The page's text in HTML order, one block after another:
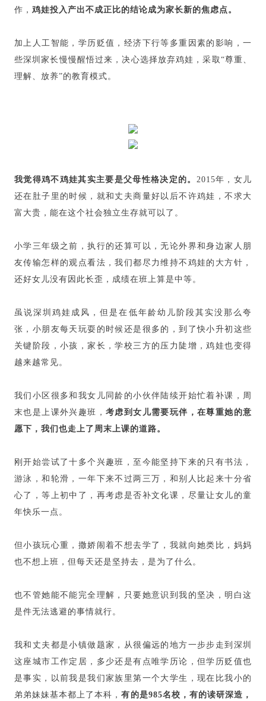
作， 鸡娃投入产出不成正比的结论成为家长新的焦虑点。
加上人工智能，学历贬值，经济下行等多重因素的影响，一
些深圳家长慢慢醒悟过来，决心选择放弃鸡娃，采取“尊重、
理解、放养”的教育模式。
我觉得鸡不鸡娃其实主要是父母性格决定的。 2015年，女儿
还在肚子里的时候，就和丈夫商量好以后不许鸡娃，不求大
富大贵，能在这个社会独立生存就可以了。
小学三年级之前，执行的还算可以，无论外界和身边家人朋
友传输怎样的观点看法，我们都尽力维持不鸡娃的大方针，
还好女儿没有因此长歪，成绩在班上算是中等。
虽说深圳鸡娃成风，但是在低年龄幼儿阶段其实没那么夸
张，小朋友每天玩耍的时候还是很多的，到了快小升初这些
关键阶段，小孩，家长，学校三方的压力陡增，鸡娃也变得
越来越常见。
我们小区很多和我女儿同龄的小伙伴陆续开始忙着补课，周
末也是上课外兴趣班， 考虑到女儿需要玩伴，在尊重她的意
愿下，我们也走上了周末上课的道路。
刚开始尝试了十多个兴趣班，至今能坚持下来的只有书法，
游泳，和轮滑，一年下来不过两三万，和别人比起来十分省
心了，等上初中了，再考虑是否补文化课，尽量让女儿的童
年快乐一点。
但小孩玩心重，撒娇闹着不想去学了，我就向她类比，妈妈
也不想上班，但每天还是坚持去，是为了什么。
也不管她能不能完全理解，只要她意识到我的坚决，明白这
是件无法逃避的事情就行。
我和丈夫都是小镇做题家，从很偏远的地方一步步走到深圳
这座城市工作定居，多少还是有点唯学历论，但学历贬值也
是事实，以前我是我们家族里第一个大学生，现在比我小的
弟弟妹妹基本都上了本科，有的是985名校，有的读研深造，